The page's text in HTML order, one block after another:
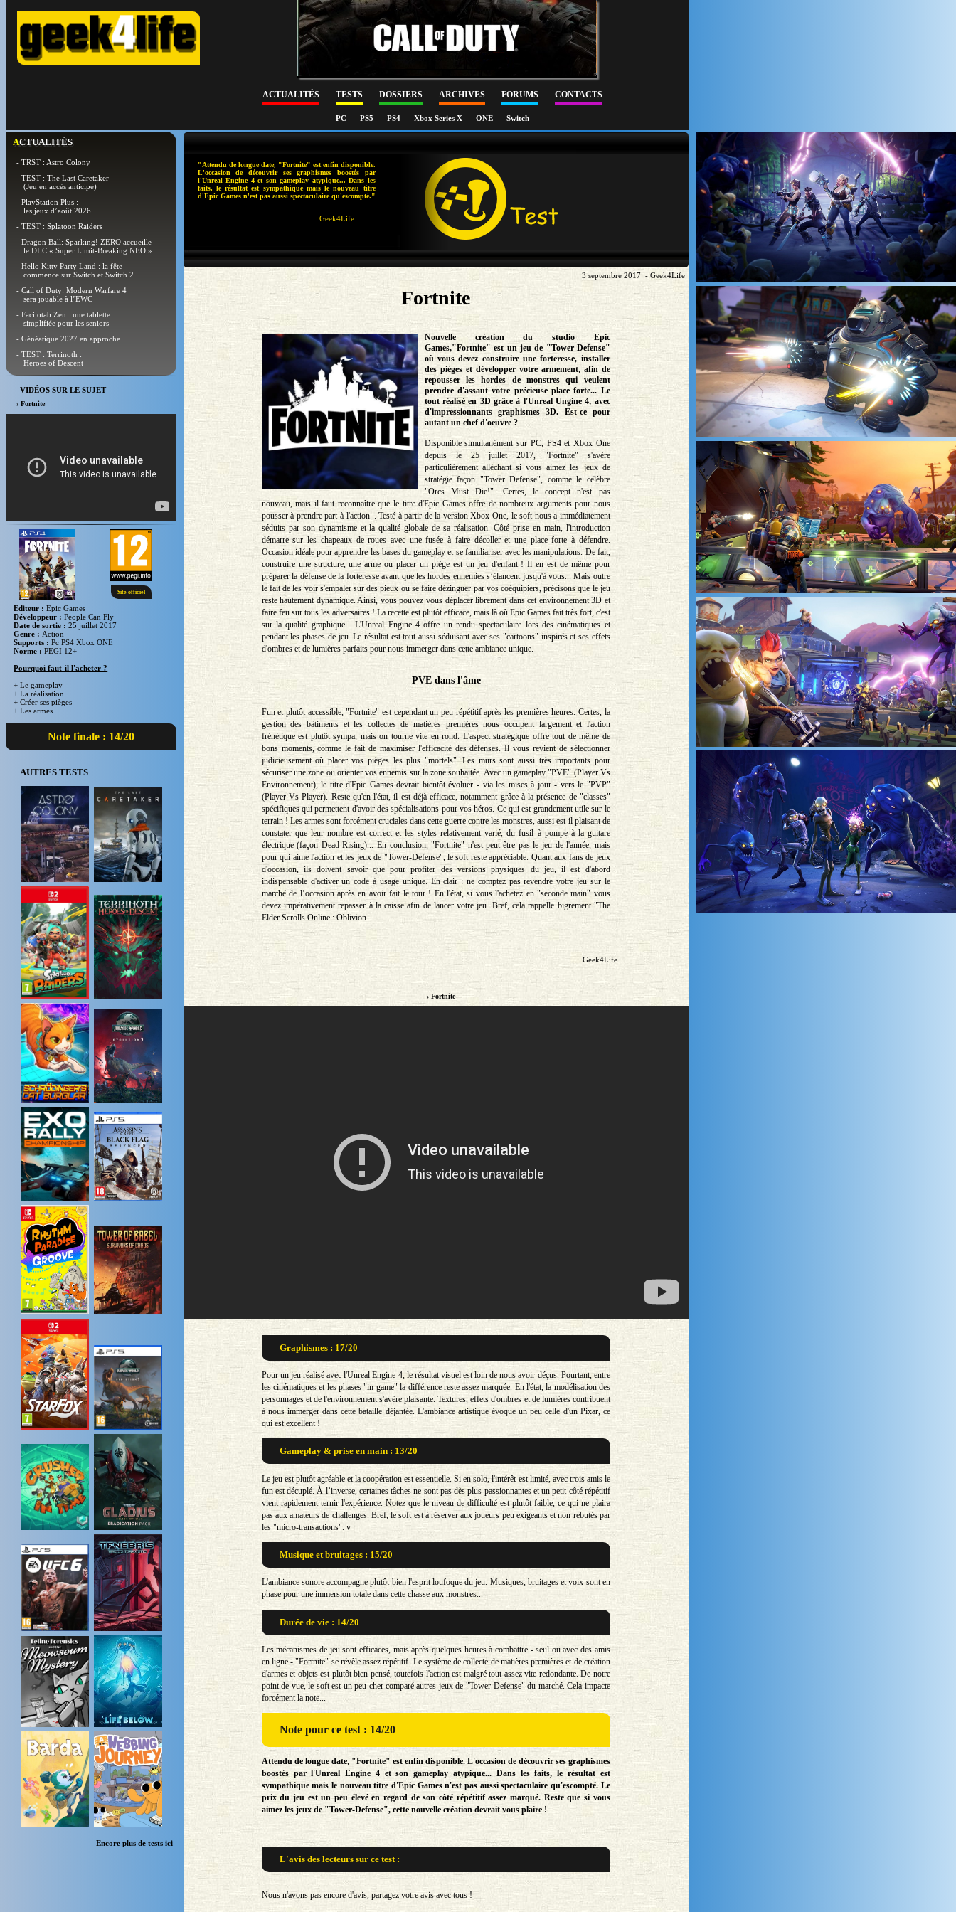
ACTUALITÉS TESTS DOSSIERS ARCHIVES FORUMS CONTACTS
PC PS5 PS4 Xbox Series X ONE Switch
ACTUALITÉS
- TRST : Astro Colony
- TEST : The Last Caretaker
(Jeu en accès anticipé)
- PlayStation Plus :
les jeux d’août 2026
- TEST : Splatoon Raiders
- Dragon Ball: Sparking! ZERO accueille
le DLC « Super Limit-Breaking NEO »
- Hello Kitty Party Land : la fête
commence sur Switch et Switch 2
- Call of Duty: Modern Warfare 4
sera jouable à l’EWC
- Facilotab Zen : une tablette
simplifiée pour les seniors
- Généatique 2027 en approche
- TEST : Terrinoth :
Heroes of Descent
VIDÉOS SUR LE SUJET
› Fortnite
Site officiel
Editeur :Epic Games
Développeur :People Can Fly
Date de sortie :25 juillet 2017
Genre : Action
Supports :Pc PS4 Xbox ONE
Norme :PEGI 12+
Pourquoi faut-il l'acheter ?
+ Le gameplay
+ La réalisation
+ Créer ses pièges
+ Les armes
Note finale : 14/20
AUTRES TESTS
Encore plus de tests ici
"Attendu de longue date, "Fortnite" est enfin disponible.
L'occasion de découvrir ses graphismes boostés par
l'Unreal Engine 4 et son gameplay atypique... Dans les
faits, le résultat est sympathique mais le nouveau titre
d'Epic Games n'est pas aussi spectaculaire qu'escompté."
Geek4Life
3 septembre 2017 - Geek4Life
Fortnite
Nouvelle création du studio Epic
Games,"Fortnite" est un jeu de "Tower-Defense"
où vous devez construire une forteresse, installer
des pièges et développer votre armement, afin de
repousser les hordes de monstres qui veulent
prendre d'assaut votre précieuse place forte... Le
tout réalisé en 3D grâce à l'Unreal Ungine 4, avec
d'impressionnants graphismes 3D. Est-ce pour
autant un chef d'oeuvre ?
Disponible simultanément sur PC, PS4 et Xbox One
depuis le 25 juillet 2017, "Fortnite" s'avère
particulièrement alléchant si vous aimez les jeux de
stratégie façon "Tower Defense", comme le célèbre
"Orcs Must Die!". Certes, le concept n'est pas
nouveau, mais il faut reconnaître que le titre d'Epic Games offre de nombreux arguments pour nous
pousser à prendre part à l'action... Testé à partir de la version Xbox One, le soft nous a immédiatement
séduits par son dynamisme et la qualité globale de sa réalisation. Côté prise en main, l'introduction
démarre sur les chapeaux de roues avec une fusée à faire décoller et une place forte à défendre.
Occasion idéale pour apprendre les bases du gameplay et se familiariser avec les manipulations. De fait,
construire une structure, une arme ou placer un piège est un jeu d'enfant ! Il en est de même pour
préparer la défense de la forteresse avant que les hordes ennemies s’élancent jusqu'à vous... Mais outre
le fait de les voir s'empaler sur des pieux ou se faire dézinguer par vos coéquipiers, précisons que le jeu
reste hautement dynamique. Ainsi, vous pouvez vous déplacer librement dans cet environnement 3D et
faire feu sur tous les adversaires ! La recette est plutôt efficace, mais là où Epic Games fait très fort, c'est
sur la qualité graphique... L'Unreal Engine 4 offre un rendu spectaculaire lors des cinématiques et
pendant les phases de jeu. Le résultat est tout aussi séduisant avec ses "cartoons" inspirés et ses effets
d'ombres et de lumières parfaits pour nous immerger dans cette ambiance unique.
PVE dans l'âme
Fun et plutôt accessible, "Fortnite" est cependant un peu répétitif après les premières heures. Certes, la
gestion des bâtiments et les collectes de matières premières nous occupent largement et l'action
frénétique est plutôt sympa, mais on tourne vite en rond. L'aspect stratégique offre tout de même de
bons moments, comme le fait de maximiser l'efficacité des défenses. Il vous revient de sélectionner
judicieusement où placer vos pièges les plus "mortels". Les murs sont aussi très importants pour
sécuriser une zone ou orienter vos ennemis sur la zone souhaitée. Avec un gameplay "PVE" (Player Vs
Environnement), le titre d'Epic Games devrait bientôt évoluer - via les mises à jour - vers le "PVP"
(Player Vs Player). Reste qu'en l'état, il est déjà efficace, notamment grâce à la présence de "classes"
spécifiques qui permettent d'avoir des spécialisations pour vos héros. Ce qui est grandement utile sur le
terrain ! Les armes sont forcément cruciales dans cette guerre contre les monstres, aussi est-il plaisant de
constater que leur nombre est correct et les styles relativement varié, du fusil à pompe à la guitare
électrique (façon Dead Rising)... En conclusion, "Fortnite" n'est peut-être pas le jeu de l'année, mais
pour qui aime l'action et les jeux de "Tower-Defense", le soft reste appréciable. Quant aux fans de jeux
d'occasion, ils doivent savoir que pour profiter des versions physiques du jeu, il est d'abord
indispensable d'activer un code à usage unique. En clair : ne comptez pas revendre votre jeu sur le
marché de l’occasion après en avoir fait le tour ! En l'état, si vous l'achetez en "seconde main" vous
devez impérativement repasser à la caisse afin de lancer votre jeu. Bref, cela rappelle bigrement "The
Elder Scrolls Online : Oblivion
Geek4Life
› Fortnite
Graphismes : 17/20
Pour un jeu réalisé avec l'Unreal Engine 4, le résultat visuel est loin de nous avoir déçus. Pourtant, entre
les cinématiques et les phases "in-game" la différence reste assez marquée. En l'état, la modélisation des
personnages et de l'environnement s'avère plaisante. Textures, effets d'ombres et de lumières contribuent
à nous immerger dans cette bataille déjantée. L'ambiance artistique évoque un peu celle d'un Pixar, ce
qui est excellent !
Gameplay & prise en main : 13/20
Le jeu est plutôt agréable et la coopération est essentielle. Si en solo, l'intérêt est limité, avec trois amis le
fun est décuplé. À l’inverse, certaines tâches ne sont pas dès plus passionnantes et un petit côté répétitif
vient rapidement ternir l'expérience. Notez que le niveau de difficulté est plutôt faible, ce qui ne plaira
pas aux amateurs de challenges. Bref, le soft est à réserver aux joueurs peu exigeants et non rebutés par
les "micro-transactions". v
Musique et bruitages : 15/20
L'ambiance sonore accompagne plutôt bien l'esprit loufoque du jeu. Musiques, bruitages et voix sont en
phase pour une immersion totale dans cette chasse aux monstres...
Durée de vie : 14/20
Les mécanismes de jeu sont efficaces, mais après quelques heures à combattre - seul ou avec des amis
en ligne - "Fortnite" se révèle assez répétitif. Le système de collecte de matières premières et de création
d'armes et objets est plutôt bien pensé, toutefois l'action est malgré tout assez vite redondante. De notre
point de vue, le soft est un peu cher comparé autres jeux de "Tower-Defense" du marché. Cela impacte
forcément la note...
Note pour ce test : 14/20
Attendu de longue date, "Fortnite" est enfin disponible. L'occasion de découvrir ses graphismes
boostés par l'Unreal Engine 4 et son gameplay atypique... Dans les faits, le résultat est
sympathique mais le nouveau titre d'Epic Games n'est pas aussi spectaculaire qu'escompté. Le
prix du jeu est un peu élevé en regard de son côté répétitif assez marqué. Reste que si vous
aimez les jeux de "Tower-Defense", cette nouvelle création devrait vous plaire !
L'avis des lecteurs sur ce test :
Nous n'avons pas encore d'avis, partagez votre avis avec tous !